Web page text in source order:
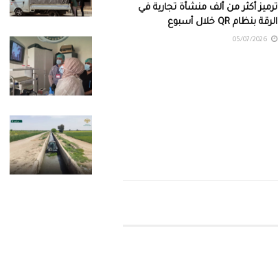
ترميز أكثر من ألف منشأة تجارية في
الرقة بنظام QR خلال أسبوع